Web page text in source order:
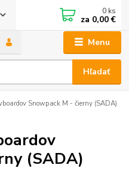
Menu
Hľadať
0 ks
za 0,00 €
Snowpack M - čierny (SADA)
(SADA)